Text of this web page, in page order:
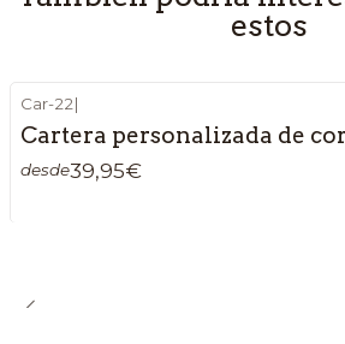
estos
Car-22|
Cartera personalizada de
desde39,95€